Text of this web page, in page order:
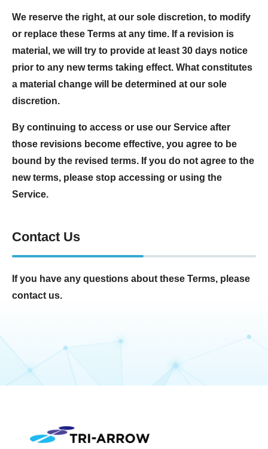
We reserve the right, at our sole discretion, to modify
or replace these Terms at any time. If a revision is
material, we will try to provide at least 30 days notice
prior to any new terms taking effect. What constitutes
a material change will be determined at our sole
discretion.
By continuing to access or use our Service after
those revisions become effective, you agree to be
bound by the revised terms. If you do not agree to the
new terms, please stop accessing or using the
Service.
Contact Us
If you have any questions about these Terms, please
contact us.